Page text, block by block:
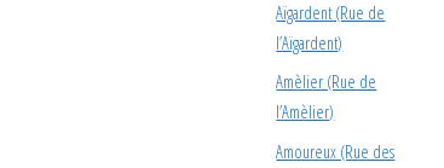
Aïgardent (Rue de
l’Aïgardent)
Amèlier (Rue de
l’Amèlier)
Amoureux (Rue des